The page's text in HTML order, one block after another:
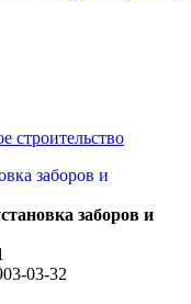
строительство
заборов и
03-32